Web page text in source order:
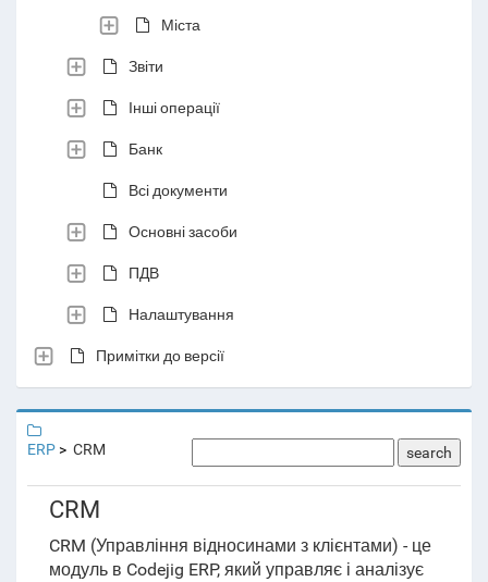
Міста
Звіти
Інші операції
Банк
Всі документи
Основні засоби
ПДВ
Налаштування
Примітки до версії
ERP CRM search
CRM
CRM (Управління відносинами з клієнтами) - це
модуль в Codejig ERP, який управляє і аналізує